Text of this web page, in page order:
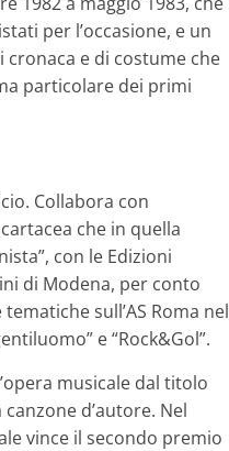
per l’occasione, e un
e di costume che
particolare dei primi
Collabora con
che in quella
con le Edizioni
di Modena, per conto
sull’AS Roma nel
e “Rock&Gol”.
musicale dal titolo
d’autore. Nel
vince il secondo premio